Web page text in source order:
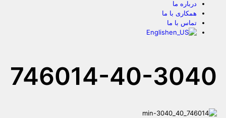
درباره ما
همکاری با ما
تماس با ما
English
746014-40-3040